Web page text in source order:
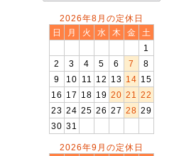
2026年8月の定休日
日
月 火 水 木 金
土
1
2
3 4 5 6 7
8
9
10 11 12 13 14 15
16
17 18 19 20 21
22
23 24 25 26 27 28 29
30 31
2026年9月の定休日